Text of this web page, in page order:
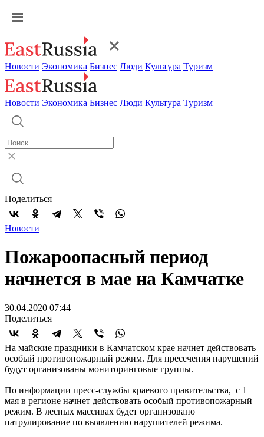
Новости Экономика Бизнес Люди Культура Туризм
Новости Экономика Бизнес Люди Культура Туризм
Поделиться
Новости
Пожароопасный период
начнется в мае на Камчатке
30.04.2020 07:44
Поделиться
На майские праздники в Камчатском крае начнет действовать
особый противопожарный режим. Для пресечения нарушений
будут организованы мониторинговые группы.
По информации пресс-службы краевого правительства, с 1
мая в регионе начнет действовать особый противопожарный
режим. В лесных массивах будет организовано
патрулирование по выявлению нарушителей режима.